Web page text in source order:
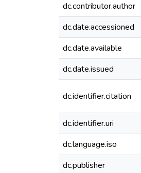
dc.contributor.author
dc.date.accessioned
dc.date.available
dc.date.issued
dc.identifier.citation
dc.identifier.uri
dc.language.iso
dc.publisher